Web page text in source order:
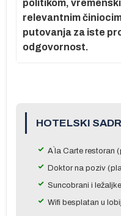
politikom,
relevantnim
putovanja za iste
odgovornost.
HOTELSKI
A`la Carte restoran
Doktor na poziv
Suncobrani i
Wifi besplatan u